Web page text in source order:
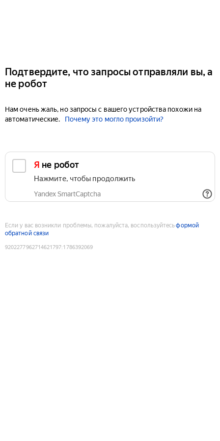
Подтвердите, что запросы отправляли вы, а
не робот
Нам очень жаль, но запросы с вашего устройства похожи на
автоматические.
Почему это могло произойти?
Я не робот
Нажмите, чтобы продолжить
Yandex SmartCaptcha
Если у вас возникли проблемы, пожалуйста, воспользуйтесьформой
обратной связи
9202277962714621797:1786392069